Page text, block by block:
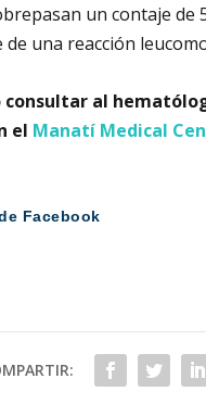
un contaje
de una reacción
consultar al
el Manatí Medical
Facebook